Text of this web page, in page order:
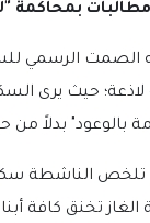
بمحاكمة
الصمت الرسمي
لاذعة؛ حيث يرى
بالوعود" بدلاً من
تلخص الناشطة
الغاز تخنق كافة